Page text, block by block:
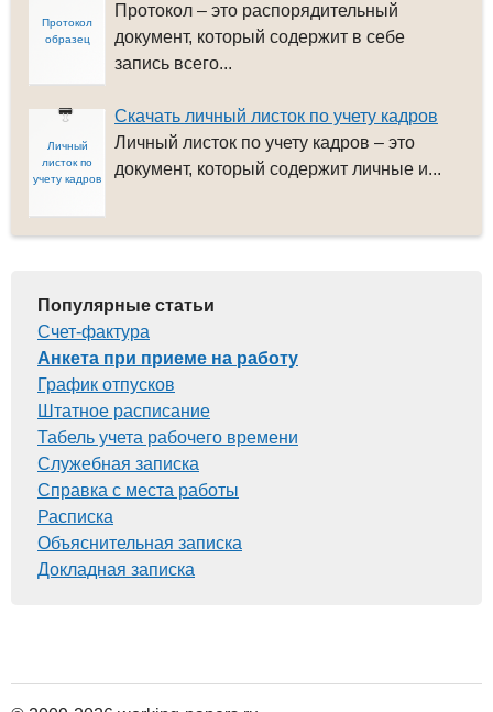
Протокол
образец
Протокол – это распорядительный
документ, который содержит в себе
запись всего...
Личный
листок по
учету кадров
Скачать личный листок по учету кадров
Личный листок по учету кадров – это
документ, который содержит личные и...
Популярные статьи
Счет-фактура
Анкета при приеме на работу
График отпусков
Штатное расписание
Табель учета рабочего времени
Служебная записка
Справка с места работы
Расписка
Объяснительная записка
Докладная записка